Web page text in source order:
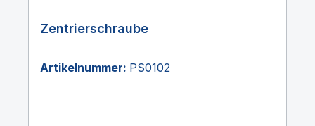
Zentrierschraube
Artikelnummer: PS0102